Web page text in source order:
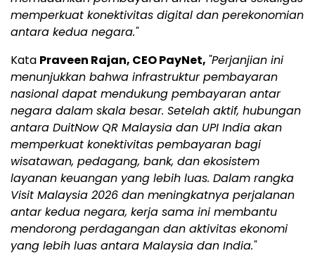
memperkuat konektivitas digital dan perekonomian
antara kedua negara."
Kata Praveen Rajan, CEO PayNet, "Perjanjian ini
menunjukkan bahwa infrastruktur pembayaran
nasional dapat mendukung pembayaran antar
negara dalam skala besar. Setelah aktif, hubungan
antara DuitNow QR Malaysia dan UPI India akan
memperkuat konektivitas pembayaran bagi
wisatawan, pedagang, bank, dan ekosistem
layanan keuangan yang lebih luas. Dalam rangka
Visit Malaysia 2026 dan meningkatnya perjalanan
antar kedua negara, kerja sama ini membantu
mendorong perdagangan dan aktivitas ekonomi
yang lebih luas antara Malaysia dan India."